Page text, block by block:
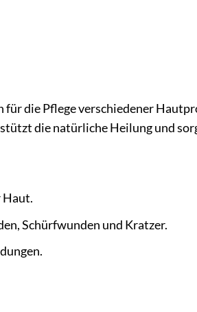
für die Pflege verschiedener
die natürliche Heilung und
Haut.
Schürfwunden und Kratzer.